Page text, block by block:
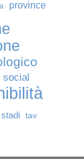
province
social
stadi tav